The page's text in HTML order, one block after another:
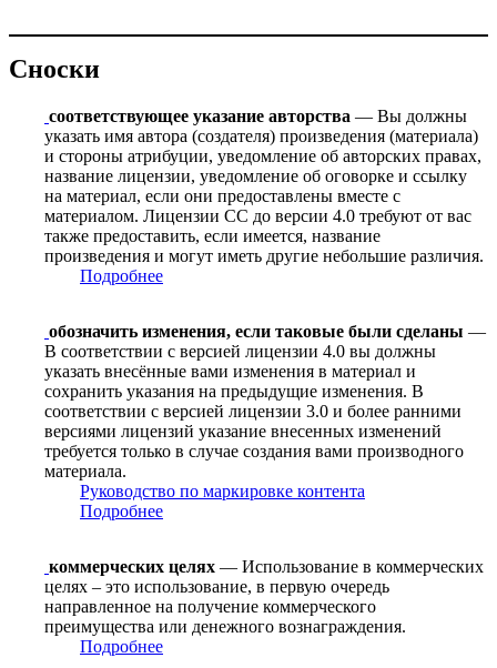
Сноски
соответствующее указание авторства — Вы должны
указать имя автора (создателя) произведения (материала)
и стороны атрибуции, уведомление об авторских правах,
название лицензии, уведомление об оговорке и ссылку
на материал, если они предоставлены вместе с
материалом. Лицензии CC до версии 4.0 требуют от вас
также предоставить, если имеется, название
произведения и могут иметь другие небольшие различия.
Подробнее
обозначить изменения, если таковые были сделаны —
В соответствии с версией лицензии 4.0 вы должны
указать внесённые вами изменения в материал и
сохранить указания на предыдущие изменения. В
соответствии с версией лицензии 3.0 и более ранними
версиями лицензий указание внесенных изменений
требуется только в случае создания вами производного
материала.
Руководство по маркировке контента
Подробнее
коммерческих целях — Использование в коммерческих
целях – это использование, в первую очередь
направленное на получение коммерческого
преимущества или денежного вознаграждения.
Подробнее